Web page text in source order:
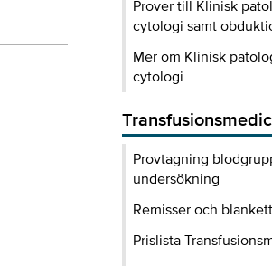
Prover till Klinisk
cytologi samt
Mer om Klinisk
cytologi
Provtagning
undersökning
Remisser och
Prislista